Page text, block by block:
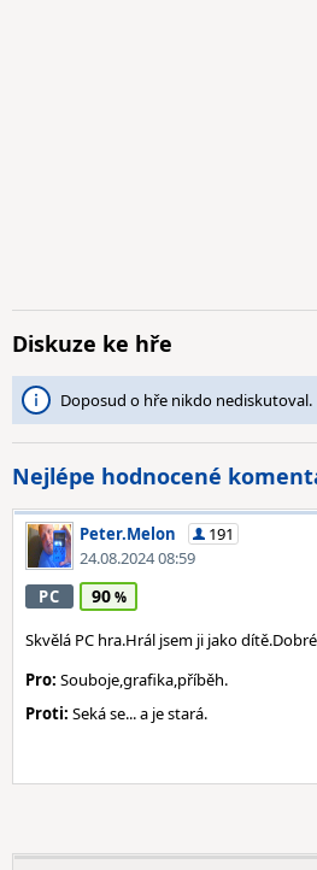
Diskuze ke hře
Doposud o hře nikdo nediskutoval.
Nejlépe hodnocené
Peter.Melon
191
24.08.2024 08:59
PC
90
Skvělá PC hra.Hrál jsem ji jako
Pro: Souboje,grafika,příběh.
Proti: Seká se... a je stará.